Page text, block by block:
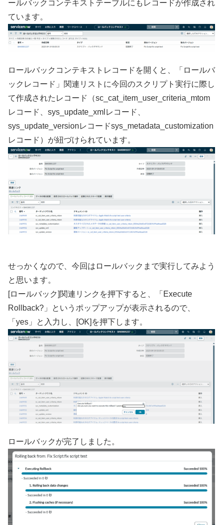
ールバックコンテキストテーブルにもレコードが作成され
ています。
ロールバックコンテキストレコードを開くと、「ロールバ
ックレコード」関連リストに今回のスクリプト実行に際し
て作成されたレコード（sc_cat_item_user_criteria_mtom
レコード、sys_update_xmlレコード、
sys_update_versionレコードsys_metadata_customization
レコード）が紐づけられています。
せっかくなので、今回はロールバックまで実行してみよう
と思います。
[ロールバック]関連リンクを押下すると、「Execute
Rollback?」というポップアップが表示されるので、
「yes」と入力し、[OK]を押下します。
ロールバックが完了しました。